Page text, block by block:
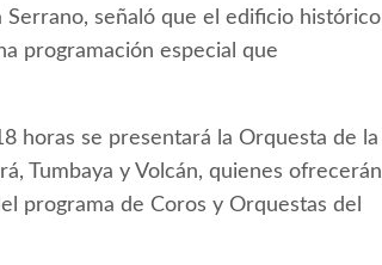
señaló que el edificio histórico
programación especial que
horas se presentará la Orquesta de la
Tumbaya y Volcán, quienes ofrecerán
programa de Coros y Orquestas del